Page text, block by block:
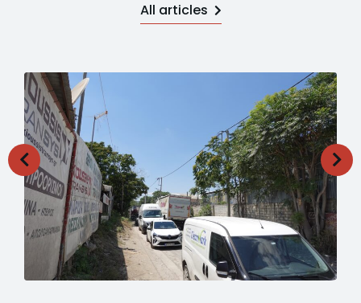
All articles